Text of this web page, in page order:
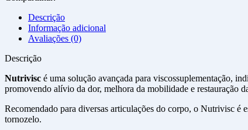
Descrição
Informação adicional
Avaliações (0)
Descrição
Nutrivisc é uma solução avançada para viscossuplementação,
promovendo alívio da dor, melhora da mobilidade e restauração
Recomendado para diversas articulações do corpo, o Nutrivisc
tornozelo.